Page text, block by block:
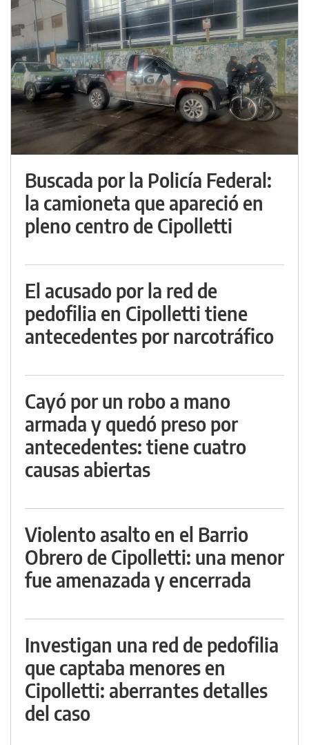
Buscada por la Policía Federal:
la camioneta que apareció en
pleno centro de Cipolletti
El acusado por la red de
pedofilia en Cipolletti tiene
antecedentes por narcotráfico
Cayó por un robo a mano
armada y quedó preso por
antecedentes: tiene cuatro
causas abiertas
Violento asalto en el Barrio
Obrero de Cipolletti: una menor
fue amenazada y encerrada
Investigan una red de pedofilia
que captaba menores en
Cipolletti: aberrantes detalles
del caso